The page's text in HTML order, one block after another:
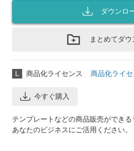
ダウンロ
まとめてダウ
L 商品化ライセンス 商品化ライ
今すぐ購入
テンプレートなどの商品販売ができる
あなたのビジネスにご活用ください。